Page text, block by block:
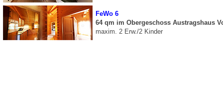
FeWo 6
64 qm im Obergeschoss Austragshaus
maxim. 2 Erw./2 Kinder